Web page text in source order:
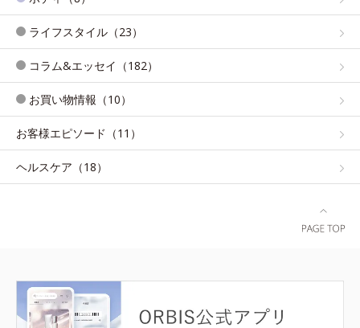
ライフスタイル（23）
コラム&エッセイ（182）
お買い物情報（10）
お客様エピソード（11）
ヘルスケア（18）